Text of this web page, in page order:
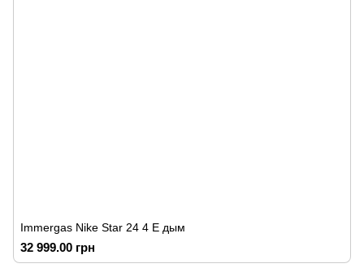
Immergas Nike Star 24 4 E дым
32 999.00 грн